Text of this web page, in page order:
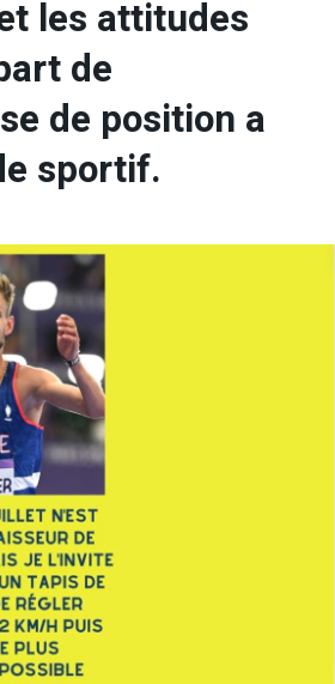
les attitudes
de
de position a
sportif.